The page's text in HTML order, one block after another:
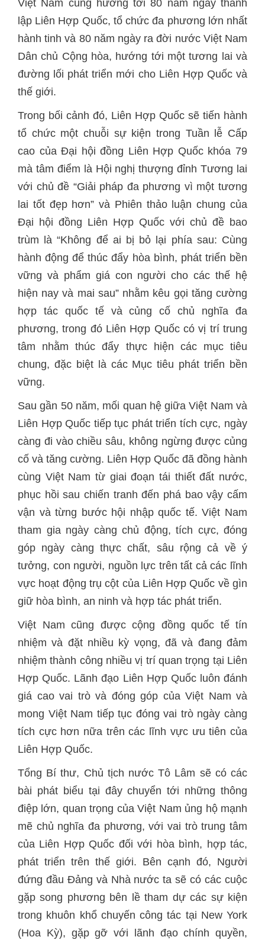
Việt Nam cùng hướng tới 80 năm ngày thành
lập Liên Hợp Quốc, tổ chức đa phương lớn nhất
hành tinh và 80 năm ngày ra đời nước Việt Nam
Dân chủ Cộng hòa, hướng tới một tương lai và
đường lối phát triển mới cho Liên Hợp Quốc và
thế giới.
Trong bối cảnh đó, Liên Hợp Quốc sẽ tiến hành
tổ chức một chuỗi sự kiện trong Tuần lễ Cấp
cao của Đại hội đồng Liên Hợp Quốc khóa 79
mà tâm điểm là Hội nghị thượng đỉnh Tương lai
với chủ đề “Giải pháp đa phương vì một tương
lai tốt đẹp hơn” và Phiên thảo luận chung của
Đại hội đồng Liên Hợp Quốc với chủ đề bao
trùm là “Không để ai bị bỏ lại phía sau: Cùng
hành động để thúc đẩy hòa bình, phát triển bền
vững và phẩm giá con người cho các thế hệ
hiện nay và mai sau” nhằm kêu gọi tăng cường
hợp tác quốc tế và củng cố chủ nghĩa đa
phương, trong đó Liên Hợp Quốc có vị trí trung
tâm nhằm thúc đẩy thực hiện các mục tiêu
chung, đặc biệt là các Mục tiêu phát triển bền
vững.
Sau gần 50 năm, mối quan hệ giữa Việt Nam và
Liên Hợp Quốc tiếp tục phát triển tích cực, ngày
càng đi vào chiều sâu, không ngừng được củng
cố và tăng cường. Liên Hợp Quốc đã đồng hành
cùng Việt Nam từ giai đoạn tái thiết đất nước,
phục hồi sau chiến tranh đến phá bao vậy cấm
vận và từng bước hội nhập quốc tế. Việt Nam
tham gia ngày càng chủ động, tích cực, đóng
góp ngày càng thực chất, sâu rộng cả về ý
tưởng, con người, nguồn lực trên tất cả các lĩnh
vực hoạt động trụ cột của Liên Hợp Quốc về gìn
giữ hòa bình, an ninh và hợp tác phát triển.
Việt Nam cũng được cộng đồng quốc tế tín
nhiệm và đặt nhiều kỳ vọng, đã và đang đảm
nhiệm thành công nhiều vị trí quan trọng tại Liên
Hợp Quốc. Lãnh đạo Liên Hợp Quốc luôn đánh
giá cao vai trò và đóng góp của Việt Nam và
mong Việt Nam tiếp tục đóng vai trò ngày càng
tích cực hơn nữa trên các lĩnh vực ưu tiên của
Liên Hợp Quốc.
Tổng Bí thư, Chủ tịch nước Tô Lâm sẽ có các
bài phát biểu tại đây chuyển tới những thông
điệp lớn, quan trọng của Việt Nam ủng hộ mạnh
mẽ chủ nghĩa đa phương, với vai trò trung tâm
của Liên Hợp Quốc đối với hòa bình, hợp tác,
phát triển trên thế giới. Bên cạnh đó, Người
đứng đầu Đảng và Nhà nước ta sẽ có các cuộc
gặp song phương bên lề tham dự các sự kiện
trong khuôn khổ chuyến công tác tại New York
(Hoa Kỳ), gặp gỡ với lãnh đạo chính quyền,